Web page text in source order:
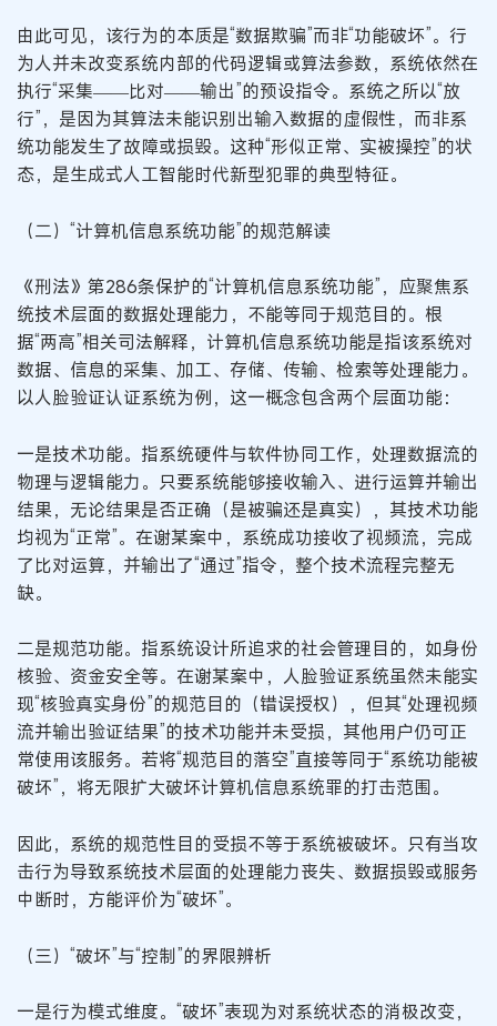
由此可见，该行为的本质是“数据欺骗”而非“功能破坏”。行
为人并未改变系统内部的代码逻辑或算法参数，系统依然在
执行“采集——比对——输出”的预设指令。系统之所以“放
行”，是因为其算法未能识别出输入数据的虚假性，而非系
统功能发生了故障或损毁。这种“形似正常、实被操控”的状
态，是生成式人工智能时代新型犯罪的典型特征。
（二）“计算机信息系统功能”的规范解读
《刑法》第286条保护的“计算机信息系统功能”，应聚焦系
统技术层面的数据处理能力，不能等同于规范目的。根
据“两高”相关司法解释，计算机信息系统功能是指该系统对
数据、信息的采集、加工、存储、传输、检索等处理能力。
以人脸验证认证系统为例，这一概念包含两个层面功能：
一是技术功能。指系统硬件与软件协同工作，处理数据流的
物理与逻辑能力。只要系统能够接收输入、进行运算并输出
结果，无论结果是否正确（是被骗还是真实），其技术功能
均视为“正常”。在谢某案中，系统成功接收了视频流，完成
了比对运算，并输出了“通过”指令，整个技术流程完整无
缺。
二是规范功能。指系统设计所追求的社会管理目的，如身份
核验、资金安全等。在谢某案中，人脸验证系统虽然未能实
现“核验真实身份”的规范目的（错误授权），但其“处理视频
流并输出验证结果”的技术功能并未受损，其他用户仍可正
常使用该服务。若将“规范目的落空”直接等同于“系统功能被
破坏”，将无限扩大破坏计算机信息系统罪的打击范围。
因此，系统的规范性目的受损不等于系统被破坏。只有当攻
击行为导致系统技术层面的处理能力丧失、数据损毁或服务
中断时，方能评价为“破坏”。
（三）“破坏”与“控制”的界限辨析
一是行为模式维度。“破坏”表现为对系统状态的消极改变，